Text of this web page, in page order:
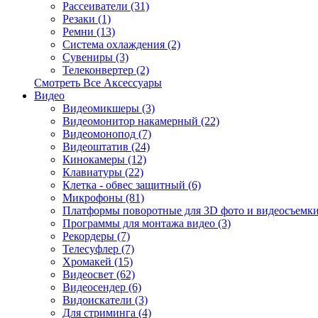
Рассеиватели (31)
Резаки (1)
Ремни (13)
Система охлаждения (2)
Сувениры (3)
Телеконвертер (2)
Смотреть Все Аксессуары
Видео
Видеомикшеры (3)
Видеомонитор накамерный (22)
Видеомонопод (7)
Видеоштатив (24)
Кинокамеры (12)
Клавиатуры (22)
Клетка - обвес защитный (6)
Микрофоны (81)
Платформы поворотные для 3D фото и
Программы для монтажа видео (3)
Рекордеры (7)
Телесуфлер (7)
Хромакей (15)
Видеосвет (62)
Видеосендер (6)
Видоискатели (3)
Для стриминга (4)